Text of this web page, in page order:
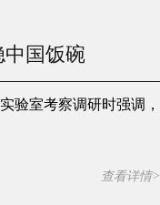
国饭碗
验室考察调研时强调，
查看详情>